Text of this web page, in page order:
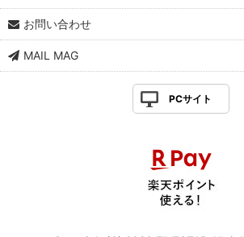
お問い合わせ
MAIL MAG
PCサイト